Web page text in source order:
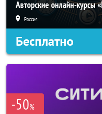
Авторские онлайн-курсы
Россия
Бесплатно
-50%